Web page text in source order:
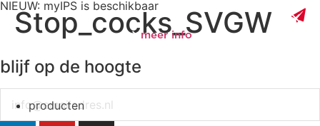
NIEUW: myIPS is beschikbaar
meer info
sluiten
producten
Stop_cocks_SVGW
blijf op de hoogte